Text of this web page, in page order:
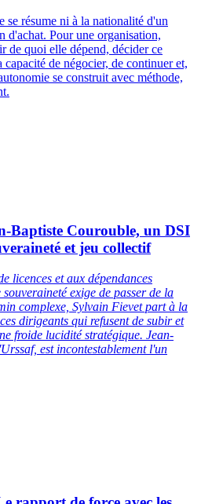
se résume ni à la nationalité d'un
d'achat. Pour une organisation,
de quoi elle dépend, décider ce
de négocier, de continuer et,
se construit avec méthode,
Baptiste Courouble, un DSI
et jeu collectif
licences et aux dépendances
exige de passer de la
complexe, Sylvain Fievet part à la
dirigeants qui refusent de subir et
froide lucidité stratégique. Jean-
est incontestablement l'un